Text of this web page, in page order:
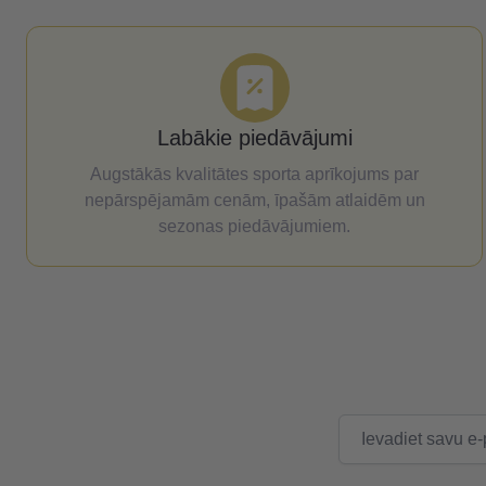
Labākie piedāvājumi
Augstākās kvalitātes sporta aprīkojums par
nepārspējamām cenām, īpašām atlaidēm un
sezonas piedāvājumiem.